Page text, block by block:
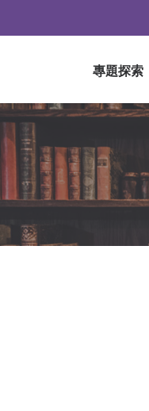
專題探索